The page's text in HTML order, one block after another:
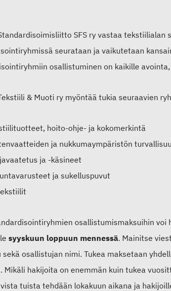
SFS ry vastaa
seurataan ja vaikutetaan
osallistuminen on kaikille
& Muoti ry myöntää tukia seuraavien
hoito-ohje- ja kokomerkintä
ja nukkumaympäristön
ja -käsineet
ja sukelluspuvut
osallistumismaksuihin
syyskuun loppuun mennessä. Mainitse
sekä osallistujan nimi. Tukea maksetaan
Mikäli hakijoita on enemmän kuin tukea
tuista tehdään lokakuun aikana ja